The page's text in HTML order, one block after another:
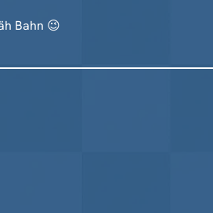
Bahn 😉